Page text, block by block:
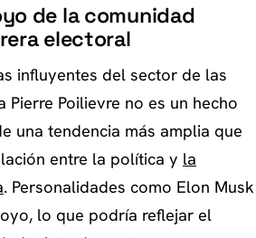
de la comunidad
electoral
influyentes del sector de las
Pierre Poilievre no es un hecho
una tendencia más amplia que
entre la política y la
. Personalidades como Elon Musk
lo que podría reflejar el